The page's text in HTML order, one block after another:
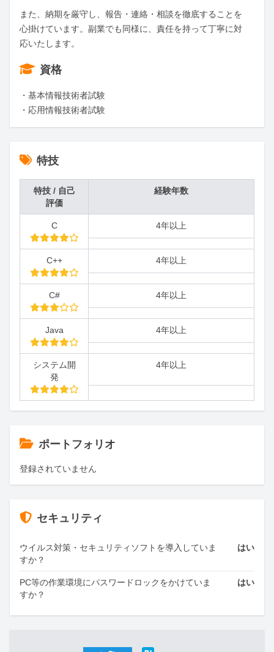
また、納期を厳守し、報告・連絡・相談を徹底することを
心掛けています。副業でも同様に、責任を持って丁寧に対
応いたします。
資格
・基本情報技術者試験
・応用情報技術者試験
特技
特技 / 自己
評価
経験年数
C 4年以上
C++ 4年以上
C# 4年以上
Java 4年以上
システム開
発
4年以上
ポートフォリオ
登録されていません
セキュリティ
ウイルス対策・セキュリティソフトを導入していま
すか？
はい
PC等の作業環境にパスワードロックをかけていま
すか？
はい